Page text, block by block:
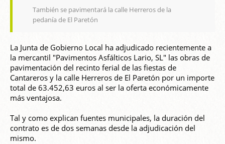
También se pavimentará la calle Herreros de la
pedanía de El Paretón
La Junta de Gobierno Local ha adjudicado recientemente a
la mercantil "Pavimentos Asfálticos Lario, SL" las obras de
pavimentación del recinto ferial de las fiestas de
Cantareros y la calle Herreros de El Paretón por un importe
total de 63.452,63 euros al ser la oferta económicamente
más ventajosa.
Tal y como explican fuentes municipales, la duración del
contrato es de dos semanas desde la adjudicación del
mismo.